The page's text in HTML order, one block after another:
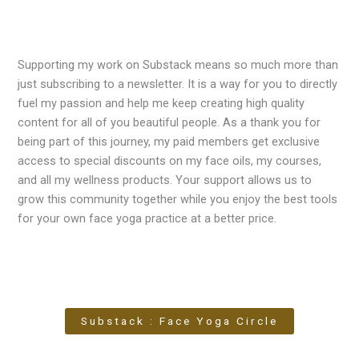
Supporting my work on Substack means so much more than
just subscribing to a newsletter. It is a way for you to directly
fuel my passion and help me keep creating high quality
content for all of you beautiful people. As a thank you for
being part of this journey, my paid members get exclusive
access to special discounts on my face oils, my courses,
and all my wellness products. Your support allows us to
grow this community together while you enjoy the best tools
for your own face yoga practice at a better price.
Substack : Face Yoga Circle